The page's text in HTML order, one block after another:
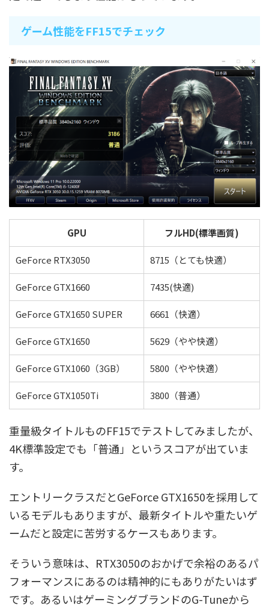
ゲーム性能をFF15でチェック
GPU フルHD(標準画質)
GeForce RTX3050 8715（とても快適）
GeForce GTX1660 7435(快適)
GeForce GTX1650 SUPER 6661（快適）
GeForce GTX1650 5629（やや快適）
GeForce GTX1060（3GB） 5800（やや快適）
GeForce GTX1050Ti 3800（普通）
重量級タイトルものFF15でテストしてみましたが、
4K標準設定でも「普通」というスコアが出ていま
す。
エントリークラスだとGeForce GTX1650を採用して
いるモデルもありますが、最新タイトルや重たいゲ
ームだと設定に苦労するケースもあります。
そういう意味は、RTX3050のおかげで余裕のあるパ
フォーマンスにあるのは精神的にもありがたいはず
です。あるいはゲーミングブランドのG-Tuneから